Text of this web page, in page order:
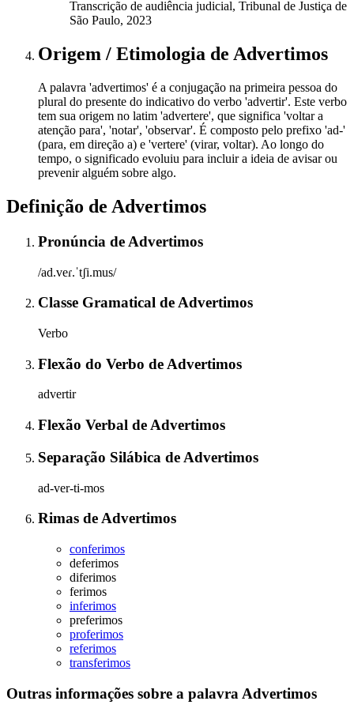
Transcrição de audiência judicial, Tribunal de Justiça de
São Paulo, 2023
Origem / Etimologia de Advertimos
A palavra 'advertimos' é a conjugação na primeira pessoa do
plural do presente do indicativo do verbo 'advertir'. Este verbo
tem sua origem no latim 'advertere', que significa 'voltar a
atenção para', 'notar', 'observar'. É composto pelo prefixo 'ad-'
(para, em direção a) e 'vertere' (virar, voltar). Ao longo do
tempo, o significado evoluiu para incluir a ideia de avisar ou
prevenir alguém sobre algo.
Definição de Advertimos
Pronúncia de Advertimos
/ad.veɾ.ˈtʃi.mus/
Classe Gramatical deAdvertimos
Verbo
Flexão do Verbo de Advertimos
advertir
Flexão Verbal de Advertimos
Separação Silábica de Advertimos
ad-ver-ti-mos
Rimas deAdvertimos
conferimos
deferimos
diferimos
ferimos
inferimos
preferimos
proferimos
referimos
transferimos
Outras informações sobre a palavra Advertimos